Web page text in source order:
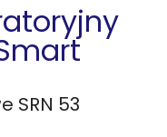
SRN 53